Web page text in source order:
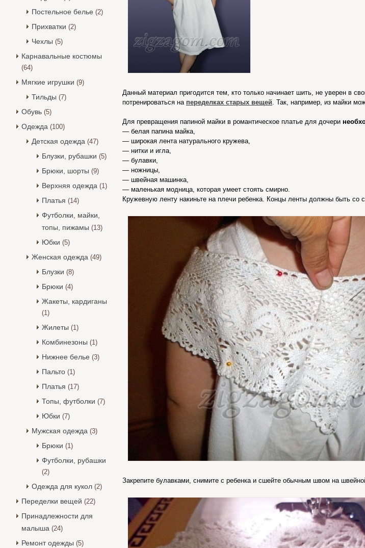
Постельное белье (2)
Прихватки (2)
Чехлы (5)
Карнавальные костюмы
(64)
Мягкие игрушки (9)
Тильды (7)
Обувь (5)
Одежда (100)
Детская одежда (47)
Блузки, рубашки (5)
Брюки, шорты (9)
Верхняя одежда (1)
Платья (14)
Футболки, майки,
топы, пижамы (13)
Юбки (5)
Женская одежда (49)
Блузки (8)
Брюки (4)
Жакеты, кардиганы
(1)
Жилеты (1)
Комбинезоны (1)
Нижнее белье (3)
Пальто (1)
Платья (17)
Топы, футболки (7)
Юбки (7)
Мужская одежда (3)
Брюки (1)
Футболки, рубашки
(2)
Одежда для кукол (2)
Переделки вещей (22)
Принадлежности для
малыша (24)
Ремонт одежды (5)
Данный материал пригодится тем, кто только начинает шить, не уверен в
потренироваться на переделках старых вещей. Так, например, из майки
Для превращения папиной майки в романтическое платье для дочери
— белая папина майка,
— широкая лента натурального кружева,
— нитки и игла,
— булавки,
— ножницы,
— швейная машинка,
— маленькая модница, которая умеет стоять смирно.
Кружевную ленту накиньте на плечи ребенка. Концы ленты должны быть
Закрепите булавками, снимите с ребенка и сшейте обычным швом на